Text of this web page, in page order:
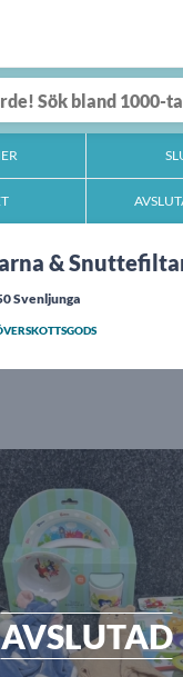
&
Svenljunga
AVSLUTAD